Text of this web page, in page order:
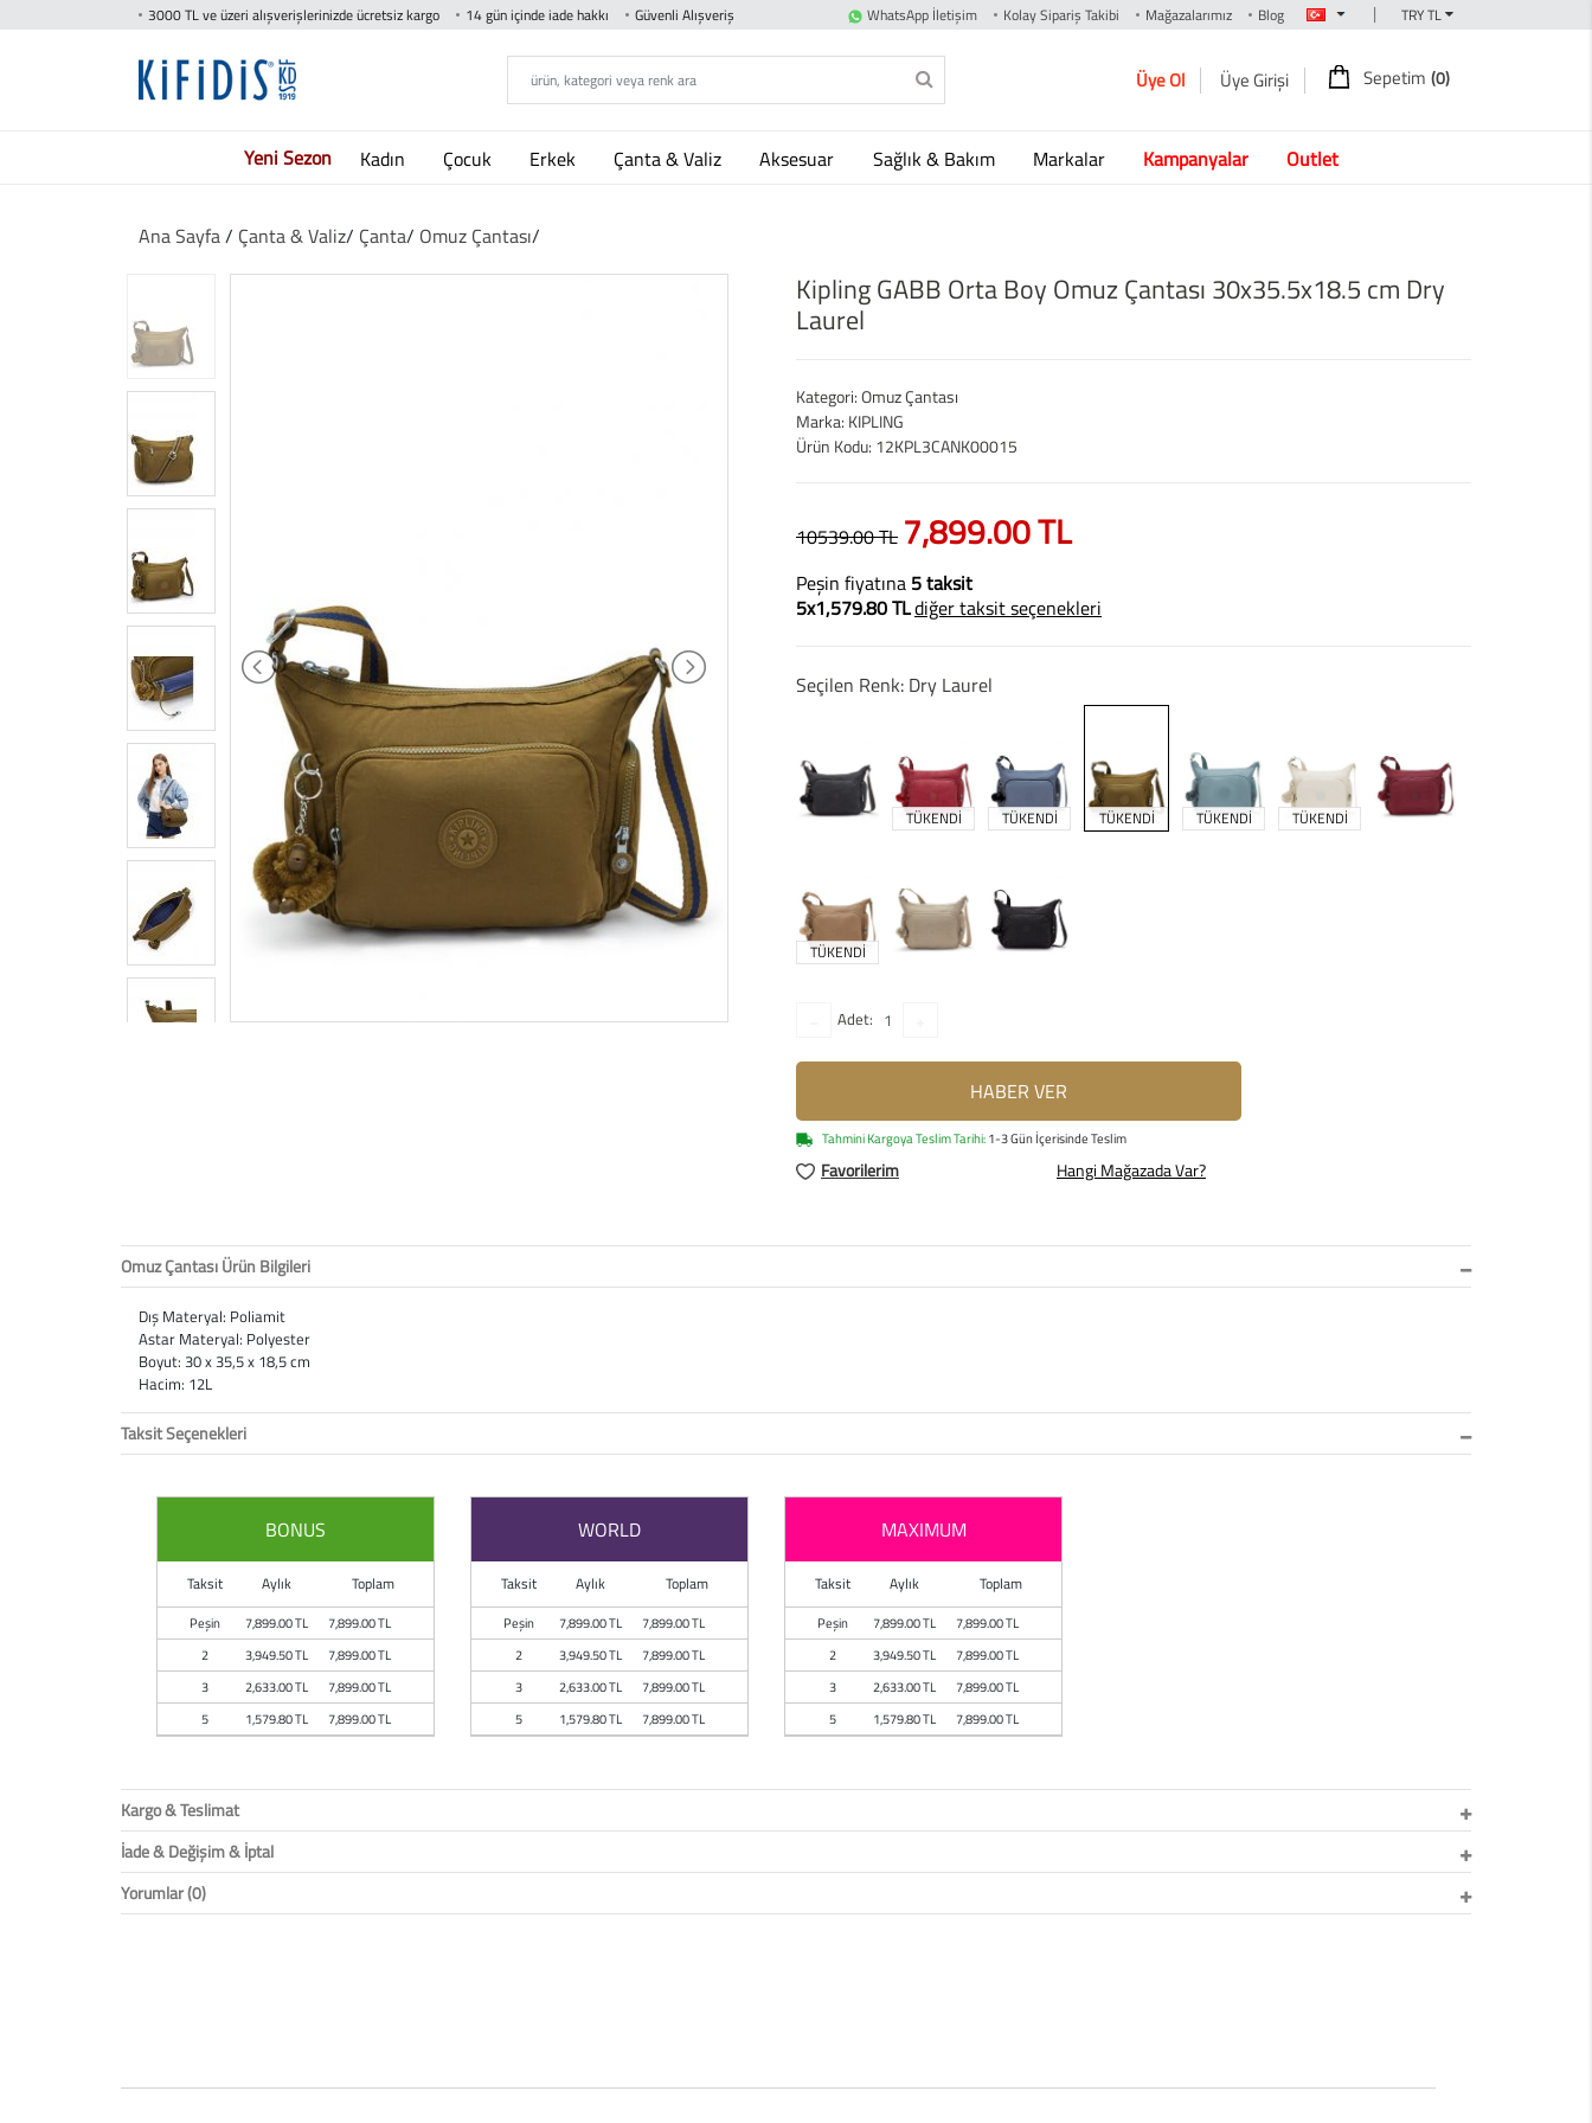
3000 TL ve üzeri alışverişlerinizde ücretsiz kargo 14 gün içinde iade hakkı Güvenli Alışveriş WhatsApp İletişim Kolay Sipariş Takibi Mağazalarımız Blog |
Üye Ol Üye Girişi Sepetim (0)
Yeni Sezon Kadın Çocuk Erkek Çanta & Valiz Aksesuar Sağlık & Bakım Markalar Kampanyalar Outlet
Ana Sayfa/ Çanta & Valiz/ Çanta/ Omuz Çantası/
Kipling GABB Orta Boy Omuz Çantası 30x35.5x18.5 cm Dry
Laurel
Kategori: Omuz Çantası
Marka: KIPLING
Ürün Kodu: 12KPL3CANK00015
10539.00 TL 7,899.00 TL
Peşin fiyatına 5 taksit
5x1,579.80 TLdiğer taksit seçenekleri
Seçilen Renk: Dry Laurel
TÜKENDİ TÜKENDİ TÜKENDİ TÜKENDİ TÜKENDİ
TÜKENDİ
Adet:
HABER VER
Tahmini Kargoya Teslim Tarihi:1-3 Gün İçerisinde Teslim
Favorilerim Hangi Mağazada Var?
Omuz Çantası Ürün Bilgileri
Dış Materyal: Poliamit
Astar Materyal: Polyester
Boyut: 30 x 35,5 x 18,5 cm
Hacim: 12L
Taksit Seçenekleri
BONUS
Taksit Aylık Toplam
Peşin 7,899.00 TL
7,899.00 TL
2
3,949.50 TL
7,899.00 TL
3
2,633.00 TL
7,899.00 TL
5
1,579.80 TL 7,899.00 TL
WORLD
Taksit Aylık Toplam
Peşin 7,899.00 TL
7,899.00 TL
2
3,949.50 TL
7,899.00 TL
3
2,633.00 TL
7,899.00 TL
5
1,579.80 TL 7,899.00 TL
MAXIMUM
Taksit Aylık Toplam
Peşin 7,899.00 TL
7,899.00 TL
2
3,949.50 TL
7,899.00 TL
3
2,633.00 TL
7,899.00 TL
5
1,579.80 TL 7,899.00 TL
Kargo & Teslimat
İade & Değişim & İptal
Yorumlar (0)